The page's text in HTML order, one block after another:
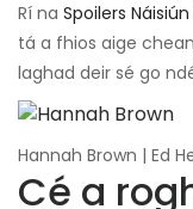
Rí na Spoilers
tá a fhios aige
laghad deir sé go
Hannah Brown | Ed
Cé a